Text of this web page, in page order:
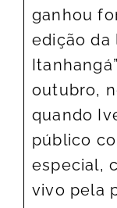
ganhou
edição da
outubro,
quando
público
especial,
vivo pela